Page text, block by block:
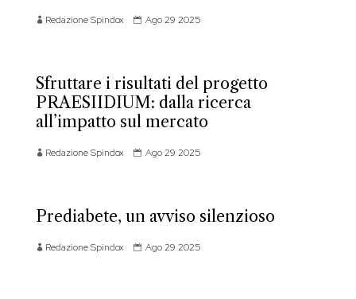
Redazione Spindox Ago 29 2025
Sfruttare i risultati del progetto
PRAESIIDIUM: dalla ricerca
all’impatto sul mercato
Redazione Spindox Ago 29 2025
Prediabete, un avviso silenzioso
Redazione Spindox Ago 29 2025